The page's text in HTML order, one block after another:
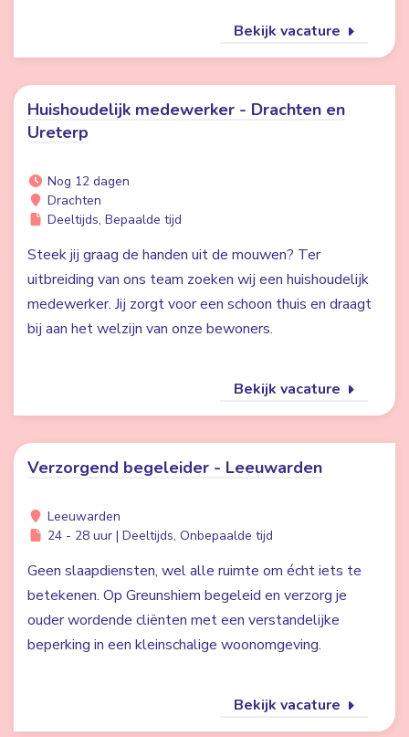
Bekijk vacature
Huishoudelijk medewerker - Drachten en
Ureterp
Nog 12 dagen
Drachten
Deeltijds, Bepaalde tijd
Steek jij graag de handen uit de mouwen? Ter
uitbreiding van ons team zoeken wij een huishoudelijk
medewerker. Jij zorgt voor een schoon thuis en draagt
bij aan het welzijn van onze bewoners.
Bekijk vacature
Verzorgend begeleider - Leeuwarden
Leeuwarden
24 - 28 uur | Deeltijds, Onbepaalde tijd
Geen slaapdiensten, wel alle ruimte om écht iets te
betekenen. Op Greunshiem begeleid en verzorg je
ouder wordende cliënten met een verstandelijke
beperking in een kleinschalige woonomgeving.
Bekijk vacature